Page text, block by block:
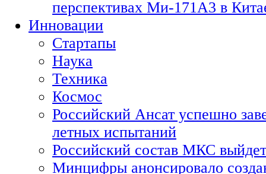
перспективах Ми-171А3 в
Инновации
Стартапы
Наука
Техника
Космос
Российский Ансат успешно
летных испытаний
Российский состав МКС
Минцифры анонсировало